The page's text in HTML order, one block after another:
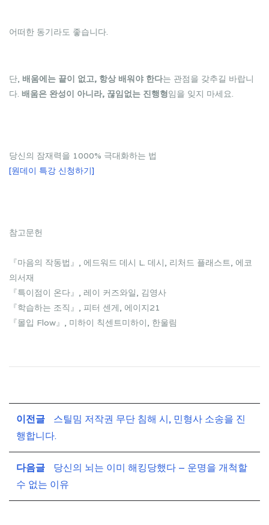
어떠한 동기라도 좋습니다.
단, 배움에는 끝이 없고, 항상 배워야 한다는 관점을 갖추길 바랍니
다. 배움은 완성이 아니라, 끊임없는 진행형임을 잊지 마세요.
당신의 잠재력을 1000% 극대화하는 법
[원데이 특강 신청하기]
참고문헌
『마음의 작동법』, 에드워드 데시 L. 데시, 리처드 플래스트, 에코
의서재
『특이점이 온다』, 레이 커즈와일, 김영사
『학습하는 조직』, 피터 센게, 에이지21
『몰입 Flow』, 미하이 칙센트미하이, 한울림
이전글
스틸밈 저작권 무단 침해 시, 민형사 소송을 진
행합니다.
다음글
당신의 뇌는 이미 해킹당했다 – 운명을 개척할
수 없는 이유